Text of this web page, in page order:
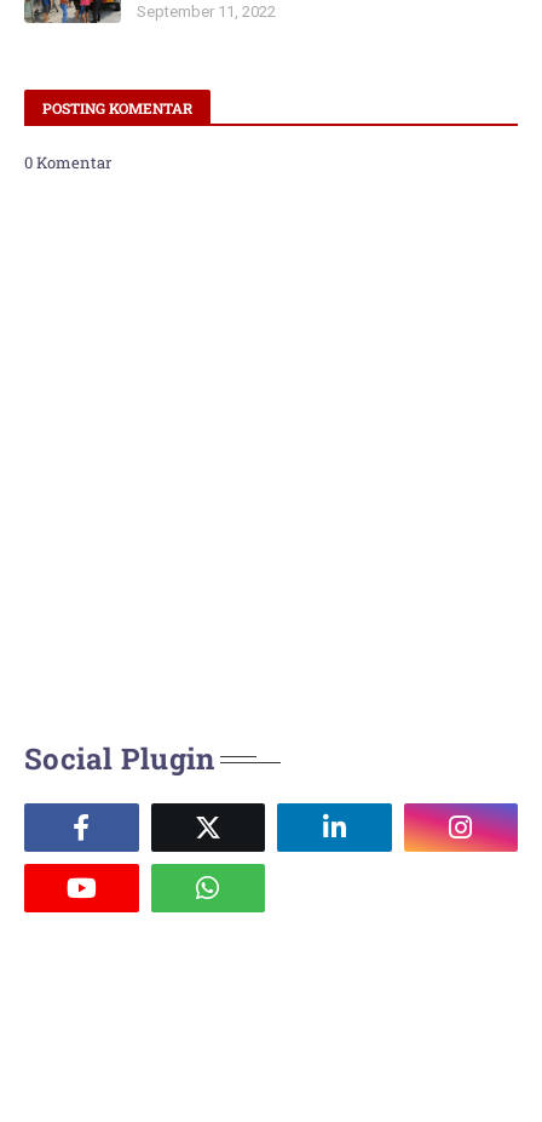
September 11, 2022
POSTING KOMENTAR
0 Komentar
Social Plugin